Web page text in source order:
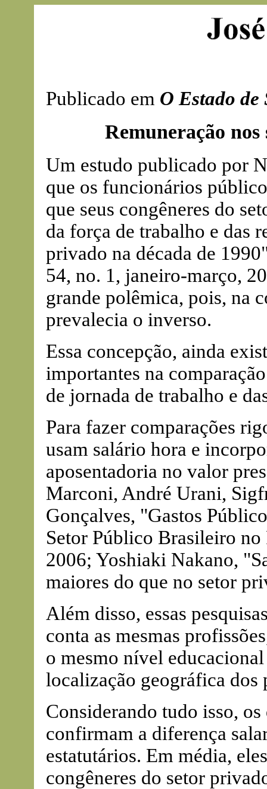
Publicado em O Estado de
Remuneração
Um estudo publicado por
que os funcionários
que seus congêneres do
da força de trabalho e das
privado na década de
54, no. 1, janeiro-março,
grande polêmica, pois, na
prevalecia o inverso.
Essa concepção, ainda
importantes na
de jornada de trabalho e
Para fazer comparações
usam salário hora e
aposentadoria no valor
Marconi, André Urani,
Gonçalves, "Gastos
Setor Público Brasileiro
2006; Yoshiaki Nakano,
maiores do que no setor
Além disso, essas
conta as mesmas
o mesmo nível
localização geográfica dos
Considerando tudo isso,
confirmam a diferença
estatutários. Em média,
congêneres do setor